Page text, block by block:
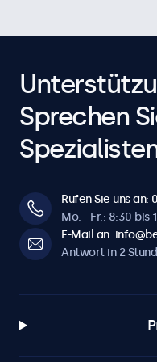
sind konfigurierbar.
Software &
Windows
Windows 8, 10, 11
Windows Embedded
macOS
Tahoe, Sequoia, Sonoma
Linux
alle BrightsignOS-
Samsung DeX
Sprechen
Rufen Sie uns an:
Mo. - Fr.: 8:30 bis
E-Mail an:
Antwort in 2